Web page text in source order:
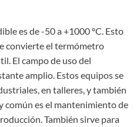
es de -50 a +1000 ºC. Esto
convierte el termómetro
El campo de uso del
amplio. Estos equipos se
en talleres, y también
común es el mantenimiento de
También sirve para